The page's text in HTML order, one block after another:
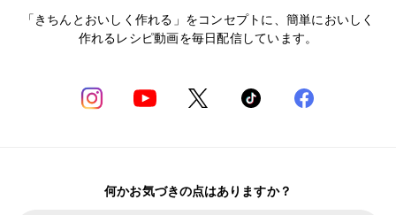
「きちんとおいしく作れる」をコンセプトに、簡単においしく
作れるレシピ動画を毎日配信しています。
何かお気づきの点はありますか？